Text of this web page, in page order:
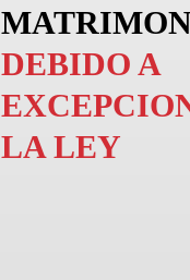
DEBIDO A
LA LEY